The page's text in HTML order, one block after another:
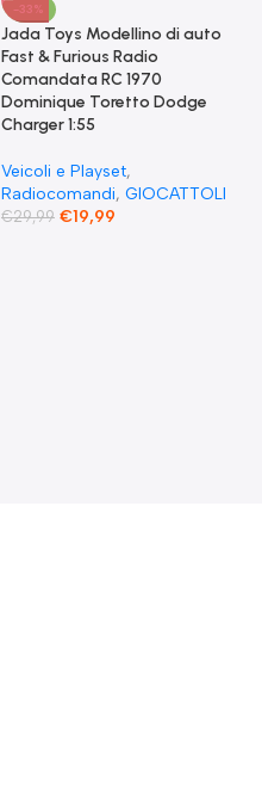
-33%
Jada Toys Modellino di auto
Fast & Furious Radio
Comandata RC 1970
Dominique Toretto Dodge
Charger 1:55
Veicoli e Playset,
Radiocomandi, GIOCATTOLI
€29,99 €19,99